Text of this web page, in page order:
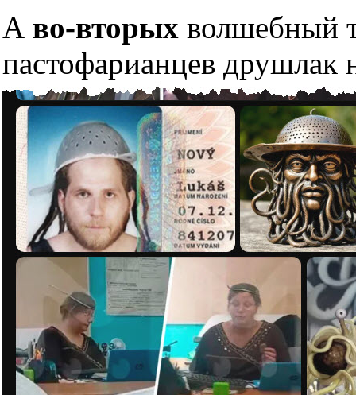
А во-вторых волшебный
пастофарианцев друшлак